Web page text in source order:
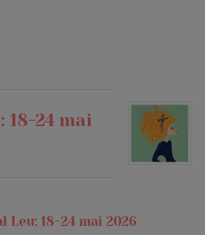
18-24 mai
Leu: 18-24 mai 2026